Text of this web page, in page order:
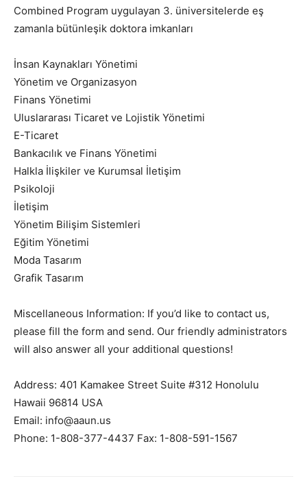
Combined Program uygulayan 3. üniversitelerde eş
zamanla bütünleşik doktora imkanları
İnsan Kaynakları Yönetimi
Yönetim ve Organizasyon
Finans Yönetimi
Uluslararası Ticaret ve Lojistik Yönetimi
E-Ticaret
Bankacılık ve Finans Yönetimi
Halkla İlişkiler ve Kurumsal İletişim
Psikoloji
İletişim
Yönetim Bilişim Sistemleri
Eğitim Yönetimi
Moda Tasarım
Grafik Tasarım
Miscellaneous Information: If you’d like to contact us,
please fill the form and send. Our friendly administrators
will also answer all your additional questions!
Address: 401 Kamakee Street Suite #312 Honolulu
Hawaii 96814 USA
Email: info@aaun.us
Phone: 1-808-377-4437 Fax: 1-808-591-1567